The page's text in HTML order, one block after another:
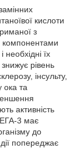
кислоти
з
компонентами
необхідні їх
рівень
інсульту,
ока та
активність
3 має
до
попереджає